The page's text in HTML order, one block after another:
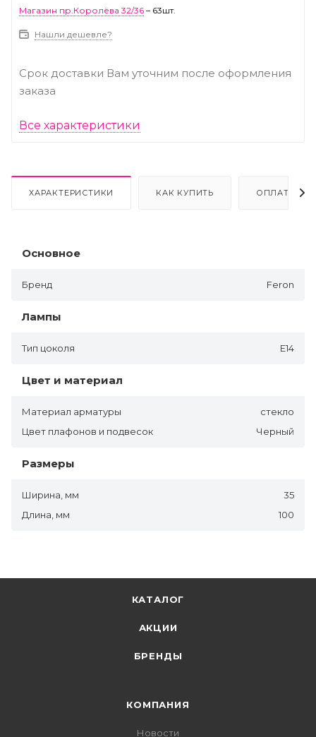
Магазин пр.Королёва 32/36 – 63шт.
Нашли дешевле?
Срок доставки Вам уточним после оформления
заказа
Все характеристики
ХАРАКТЕРИСТИКИ КАК КУПИТЬ ОПЛАТА
Основное
Бренд Feron
Лампы
Тип цоколя E14
Цвет и материал
Материал арматуры
стекло
Цвет плафонов и подвесок
Черный
Размеры
Ширина, мм
35
Длина, мм
100
КАТАЛОГ
АКЦИИ
БРЕНДЫ
КОМПАНИЯ
Новости